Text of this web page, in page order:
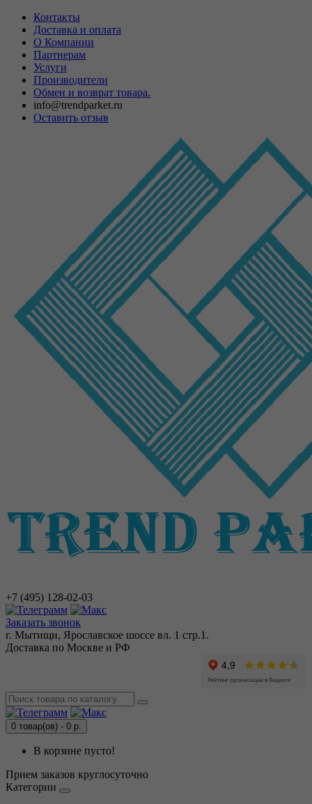
Контакты
Доставка и оплата
О Компании
Партнерам
Услуги
Производители
Обмен и возврат товара.
info@trendparket.ru
Оставить отзыв
+7 (495) 128-02-03
Заказать звонок
г. Мытищи, Ярославское шоссе вл. 1 стр.1.
Доставка по Москве и РФ
0 товар(ов) - 0 р.
В корзине пусто!
Прием заказов круглосуточно
Категории